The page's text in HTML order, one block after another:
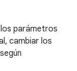
parámetros
cambiar los